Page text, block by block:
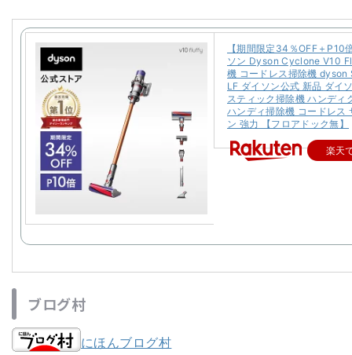
【期間限定34％OFF＋P10
ソン Dyson Cyclone V10
機 コードレス掃除機 dyson
LF ダイソン公式 新品 ダイ
スティック掃除機 ハンディ
ハンディ掃除機 コードレス
ン 強力 【フロアドック無】
楽天
ブログ村
にほんブログ村